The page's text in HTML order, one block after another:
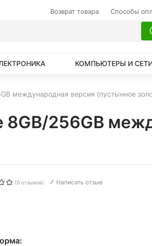
Возврат товара Способы
КОМПЬЮТЕРЫ И
международная версия (пустынное
8GB/256GB
(0 отзывов) Написать отзыв